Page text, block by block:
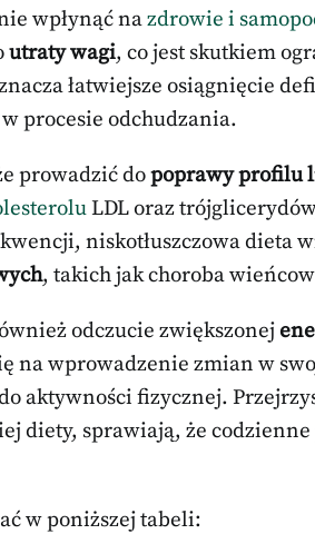
wpłynąć nazdrowie i
utraty wagi, co jest skutkiem
łatwiejsze osiągnięcie
procesie odchudzania.
prowadzić dopoprawy profilu
LDL oraz
niskotłuszczowa dieta
, takich jak choroba
odczucie zwiększonej
na wprowadzenie zmian w
aktywności fizycznej.
diety, sprawiają, że codzienne
w poniższej tabeli: